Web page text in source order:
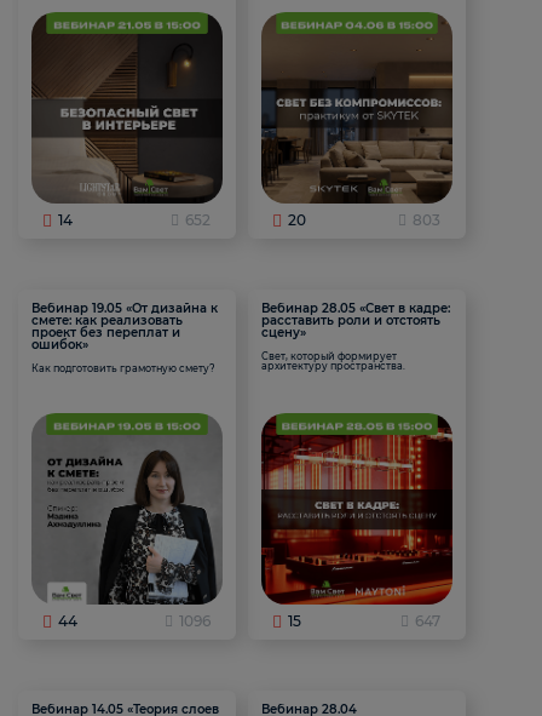
14 652 20 803
Вебинар 19.05 «От дизайна к
смете: как реализовать
проект без переплат и
ошибок»
Как подготовить грамотную смету?
44 1096
Вебинар 28.05 «Свет в кадре:
расставить роли и отстоять
сцену»
Свет, который формирует
архитектуру пространства.
15 647
Вебинар 14.05 «Теория слоев Вебинар 28.04